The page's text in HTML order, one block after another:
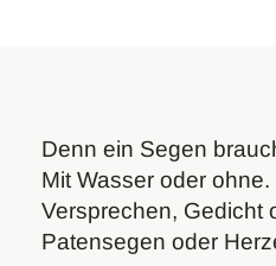
Denn ein Segen
Mit Wasser oder
Versprechen, Gedicht
Patensegen oder